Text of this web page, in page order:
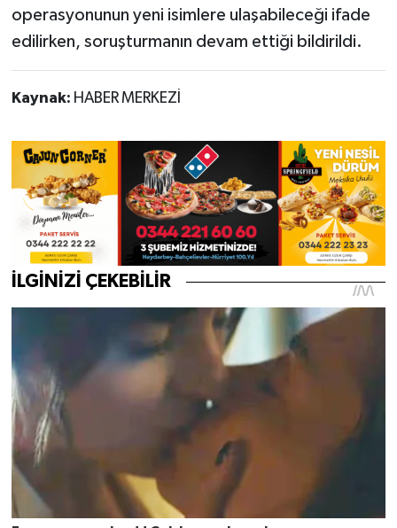
operasyonunun yeni isimlere ulaşabileceği ifade
edilirken, soruşturmanın devam ettiği bildirildi.
Kaynak: HABER MERKEZİ